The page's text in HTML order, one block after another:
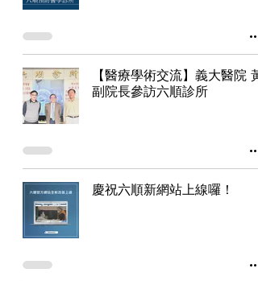
【醫療學術交流】義大醫院 黃
副院長參訪六順診所
慶祝六順新網站上線囉！